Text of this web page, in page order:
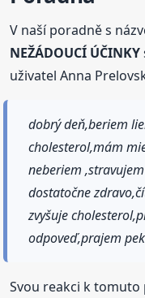
V naší poradně s
NEŽÁDOUCÍ ÚČINKY
uživatel Anna
dobrý deň,beriem
cholesterol,mám
neberiem
dostatočne
zvyšuje
odpoveď,prajem
Svou reakci k